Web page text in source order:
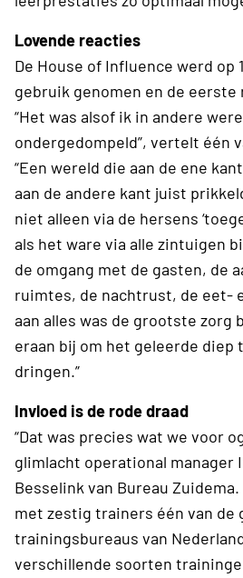
Lovende reacties
De House of Influence werd op
gebruik genomen en de eerste
“Het was alsof ik in andere
ondergedompeld”, vertelt één
“Een wereld die aan de ene
aan de andere kant juist
niet alleen via de hersens
als het ware via alle zintuigen
de omgang met de gasten, de
ruimtes, de nachtrust, de eet-
aan alles was de grootste zorg
eraan bij om het geleerde diep
dringen.”
Invloed is de rode draad
“Dat was precies wat we voor
glimlacht operational manager
Besselink van Bureau
met zestig trainers één van de
trainingsbureaus van
verschillende soorten